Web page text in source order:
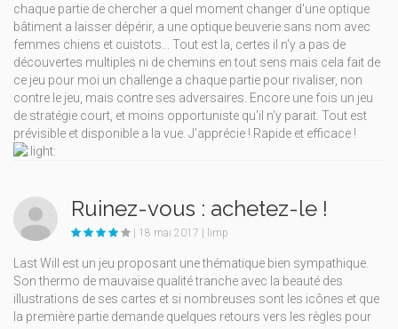
chaque partie de chercher a quel moment changer d'une optique
bâtiment a laisser dépérir, a une optique beuverie sans nom avec
femmes chiens et cuistots... Tout est la, certes il n'y a pas de
découvertes multiples ni de chemins en tout sens mais cela fait de
ce jeu pour moi un challenge a chaque partie pour rivaliser, non
contre le jeu, mais contre ses adversaires. Encore une fois un jeu
de stratégie court, et moins opportuniste qu'il n'y parait. Tout est
prévisible et disponible a la vue. J’apprécie ! Rapide et efficace !
Ruinez-vous : achetez-le !
| 18 mai 2017 | limp
Last Will est un jeu proposant une thématique bien sympathique.
Son thermo de mauvaise qualité tranche avec la beauté des
illustrations de ses cartes et si nombreuses sont les icônes et que
la première partie demande quelques retours vers les règles pour